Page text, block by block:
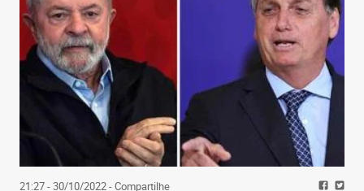
21:27 - 30/10/2022- Compartilhe